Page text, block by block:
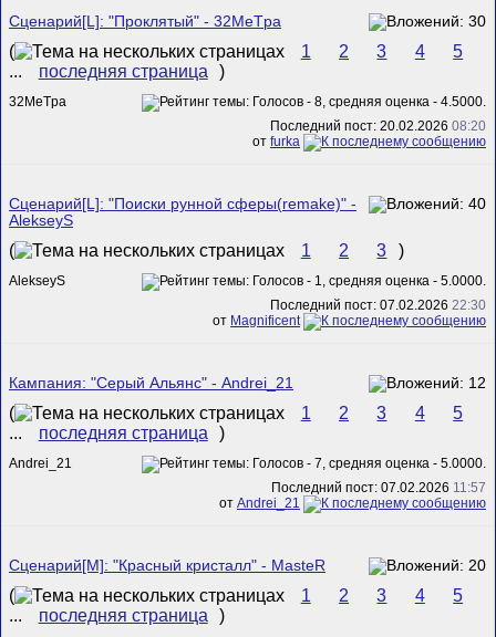
Сценарий[L]: "Проклятый" - 32MeTpa
( 1 2 3 4
5
...
последняя страница )
32MeTpa
Последний пост: 20.02.2026 08:20
от furka
Сценарий[L]: "Поиски рунной сферы(remake)" -
AlekseyS
( 1 2 3 )
AlekseyS
Последний пост: 07.02.2026 22:30
от Magnificent
Кампания: "Серый Альянс" - Andrei_21
( 1 2 3 4
5
...
последняя страница )
Andrei_21
Последний пост: 07.02.2026 11:57
от Andrei_21
Сценарий[M]: "Красный кристалл" - MasteR
( 1 2 3 4
5
...
последняя страница )